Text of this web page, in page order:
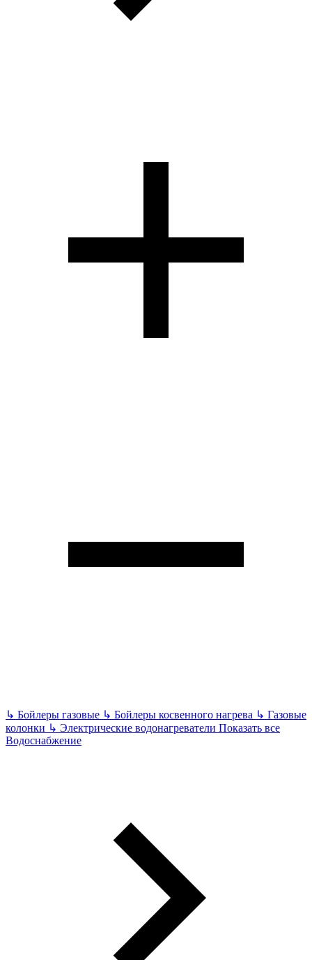
↳ Бойлеры газовые ↳ Бойлеры косвенного нагрева ↳ Газовые
колонки ↳ Электрические водонагреватели Показать все
Водоснабжение